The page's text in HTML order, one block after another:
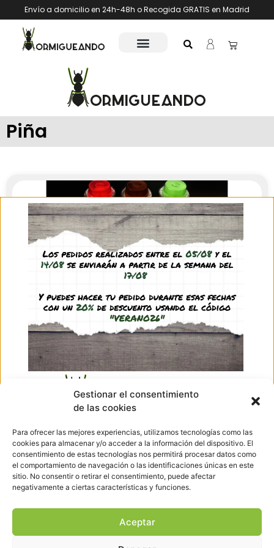
Gestionar el consentimiento
de las cookies
Para ofrecer las mejores experiencias, utilizamos tecnologías como las
cookies para almacenar y/o acceder a la información del dispositivo. El
consentimiento de estas tecnologías nos permitirá procesar datos como
el comportamiento de navegación o las identificaciones únicas en este
sitio. No consentir o retirar el consentimiento, puede afectar
negativamente a ciertas características y funciones.
Aceptar
Envío a domicilio en 24h-48h o Recogida GRATIS en Madrid
Piña
Gelatina proteínica para hormigas (16 g)
1,99€ (IVA incl.)
Ver producto
Ir arriba
Hormigueando © Copyright 2023. Diseño web realizado por
656 582 507
info@hormigueando.com
Tres Cantos (Madrid)
Envíos y Devoluciones
Política de privacidad